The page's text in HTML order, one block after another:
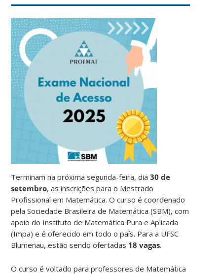
Terminam na próxima segunda-feira, dia30 de
setembro, as inscrições para o Mestrado
Profissional em Matemática. O curso é coordenado
pela Sociedade Brasileira de Matemática (SBM), com
apoio do Instituto de Matemática Pura e Aplicada
(Impa) e é oferecido em todo o país. Para a UFSC
Blumenau, estão sendo ofertadas 18 vagas.
O curso é voltado para professores de Matemática